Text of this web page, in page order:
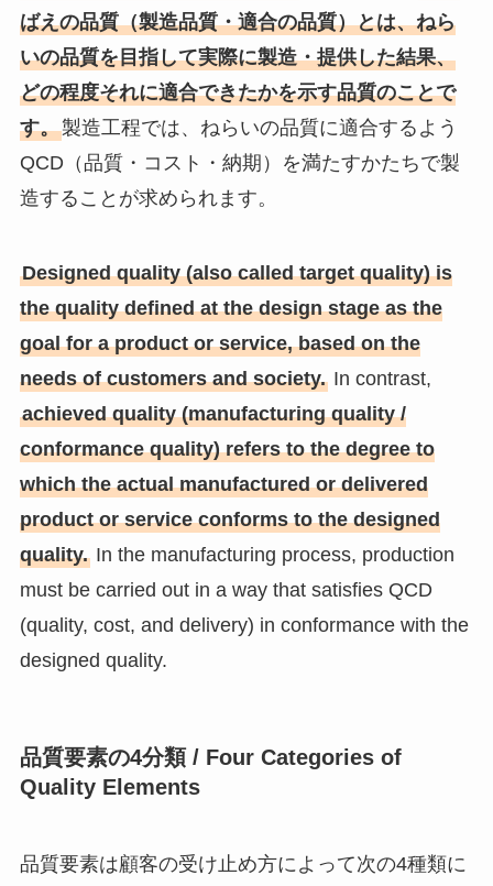
ばえの品質（製造品質・適合の品質）とは、ねら
いの品質を目指して実際に製造・提供した結果、
どの程度それに適合できたかを示す品質のことで
す。製造工程では、ねらいの品質に適合するよう
QCD（品質・コスト・納期）を満たすかたちで製
造することが求められます。
Designed quality (also called target quality) is
the quality defined at the design stage as the
goal for a product or service, based on the
needs of customers and society.In contrast,
achieved quality (manufacturing quality /
conformance quality) refers to the degree to
which the actual manufactured or delivered
product or service conforms to the designed
quality.In the manufacturing process, production
must be carried out in a way that satisfies QCD
(quality, cost, and delivery) in conformance with the
designed quality.
品質要素の4分類 / Four Categories of
Quality Elements
品質要素は顧客の受け止め方によって次の4種類に